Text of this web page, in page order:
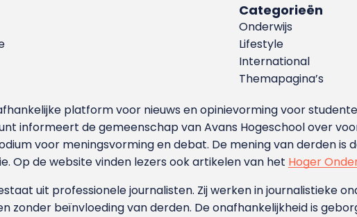
Categorieën
Onderwijs
Lifestyle
International
Themapagina’s
platform voor nieuws en opinievorming voor
informeert de gemeenschap van Avans Hogeschool over
voor meningsvorming en debat. De mening van derden is
Op de website vinden lezers ook artikelen van het Hoger
uit professionele journalisten. Zij werken in journalistieke
zonder beïnvloeding van derden. De onafhankelijkheid is